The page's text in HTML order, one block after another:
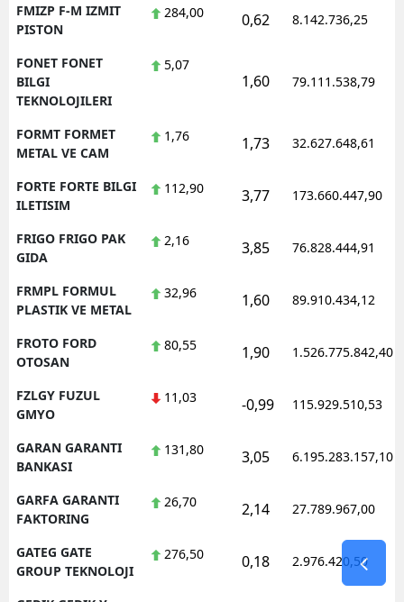
FMIZP F-M IZMIT
PISTON
284,00 0,62 8.142.736,25
FONET FONET
BILGI
TEKNOLOJILERI
5,07
1,60 79.111.538,79
FORMT FORMET
METAL VE CAM
1,76 1,73 32.627.648,61
FORTE FORTE BILGI
ILETISIM
112,90 3,77 173.660.447,90
FRIGO FRIGO PAK
GIDA
2,16 3,85 76.828.444,91
FRMPL FORMUL
PLASTIK VE METAL
32,96 1,60 89.910.434,12
FROTO FORD
OTOSAN
80,55 1,90 1.526.775.842,40
FZLGY FUZUL
GMYO
11,03 -0,99 115.929.510,53
GARAN GARANTI
BANKASI
131,80 3,05 6.195.283.157,10
GARFA GARANTI
FAKTORING
26,70 2,14 27.789.967,00
GATEG GATE
GROUP TEKNOLOJI
276,50 0,18 2.976.420,50